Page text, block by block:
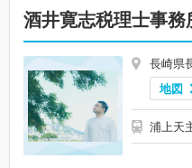
酒井寛志税理士事務
長崎県
地図
浦上天